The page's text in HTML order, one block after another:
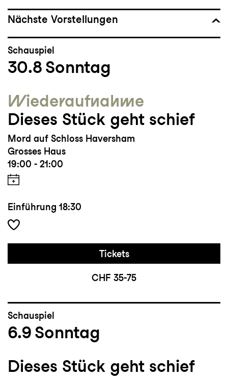
Nächste Vorstellungen
Schauspiel
30.8 Sonntag
Wieder­aufnahme
Dieses Stück geht schief
Mord auf Schloss Haversham
Grosses Haus
19:00 - 21:00
Einführung 18:30
Tickets
CHF 35-75
Schauspiel
6.9 Sonntag
Dieses Stück geht schief